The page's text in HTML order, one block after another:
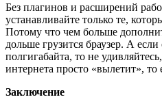
Без плагинов и расширений
устанавливайте только те,
Потому что чем больше
дольше грузится браузер. А
полгигабайта, то не
интернета просто «вылетит», то
Заключение